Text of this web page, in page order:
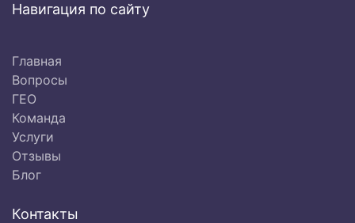
Навигация по сайту
Главная
Вопросы
ГЕО
Команда
Услуги
Отзывы
Блог
Контакты